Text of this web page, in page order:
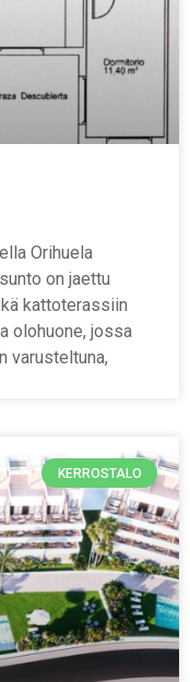
Orihuela
on jaettu
kattoterassiin
olohuone, jossa
varusteltuna,
KERROSTALO